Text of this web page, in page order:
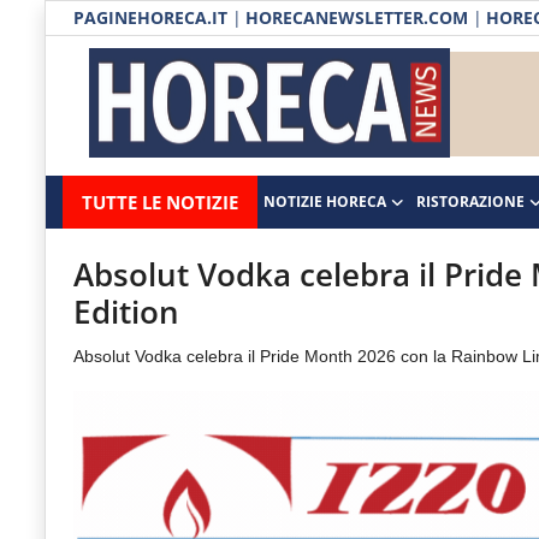
PAGINEHORECA.IT | HORECANEWSLETTER.COM |
Horecanews.it
-
Notizie
Horeca
Il
portale
del
Horeca
e
TUTTE LE NOTIZIE NOTIZIE HORECA RISTORAZIONE
Notizie HORECA
Ristorazione
Ospitalità
Distribuzione
Eventi
RUBRICHE
Absolut Vodka celebra il
Edition
Absolut Vodka celebra il Pride Month 2026 con la Rainbow